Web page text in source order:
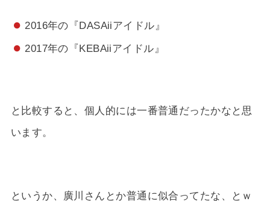
2016年の『DASAiiアイドル』
2017年の『KEBAiiアイドル』
と比較すると、個人的には一番普通だったかなと思
います。
というか、廣川さんとか普通に似合ってたな、とｗ